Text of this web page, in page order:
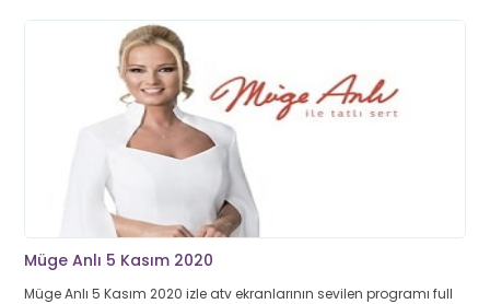
Müge Anlı 5 Kasım 2020
Müge Anlı 5 Kasım 2020 izle atv ekranlarının sevilen programı full